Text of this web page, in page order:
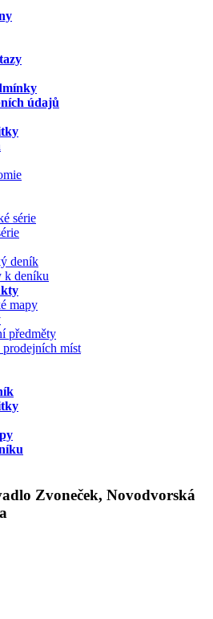
údajů
série
deník
k deníku
mapy
předměty
míst
Zvoneček, Novodvorská